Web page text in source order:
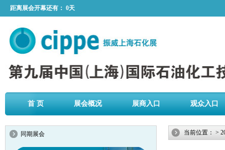
距离展会开幕还有： 0天
首 页 展会概况 展商入口 观众入口
同期展会 当前位置： >